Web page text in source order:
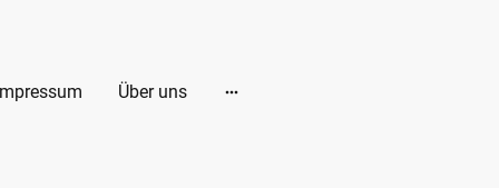
Über uns